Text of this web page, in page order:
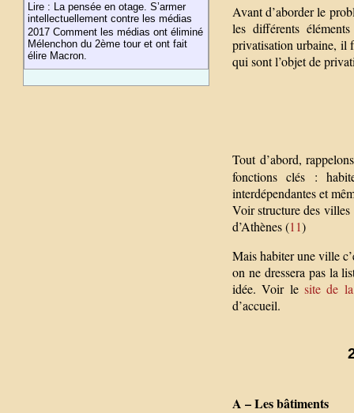
Lire : La pensée en otage. S’armer
intellectuellement contre les médias
2017 Comment les médias ont éliminé
Mélenchon du 2ème tour et ont fait
élire Macron.
Avant d’aborder le
les différents
privatisation urbaine, il
qui sont l’objet de
Tout d’abord,
fonctions clés :
interdépendantes et
Voir structure des
d’Athènes (11)
Mais habiter une ville
on ne dressera pas la
idée. Voir le site de
d’accueil.
A – Les bâtiments